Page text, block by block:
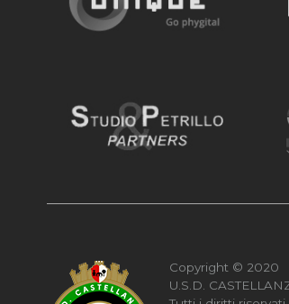
Copyright © 2020
U.S.D.